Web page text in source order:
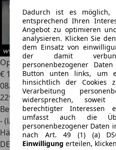
Dadurch ist es möglich,
entsprechend Ihren
Angebot zu optimieren
analysieren. Klicken Sie
dem Einsatz von
der damit
personenbezogener
Button unten links, um
hinsichtlich der
Verarbeitung
widersprechen,
berechtigter Interessen
umfasst auch die
personenbezogener Daten
nach Art. 49 (1) (a)
Einwilligung erteilen,
Opel AstraH 1.6 Lim. Edition
€ 1.900
08/2006
229.000 km
Benzin
- (l/100 km)
Händler
DE 63165